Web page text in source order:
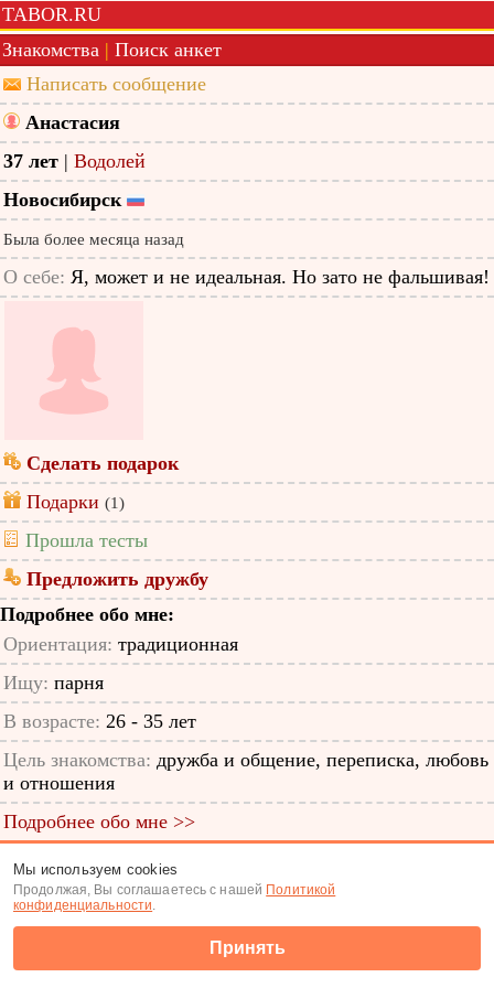
TABOR.RU
Знакомства | Поиск анкет
Написать сообщение
Анастасия
37 лет | Водолей
Новосибирск
Была более месяца назад
О себе: Я, может и не идеальная. Но зато не фальшивая!
Сделать подарок
Подарки (1)
Прошла тесты
Предложить дружбу
Подробнее обо мне:
Ориентация: традиционная
Ищу: парня
В возрасте: 26 - 35 лет
Цель знакомства: дружба и общение, переписка, любовь
и отношения
Подробнее обо мне >>
ID анкеты: 12842437
Знакомства|Поиск анкет
Мы используем cookies
Продолжая, Вы соглашаетесь с нашей Политикой
конфиденциальности.
Принять